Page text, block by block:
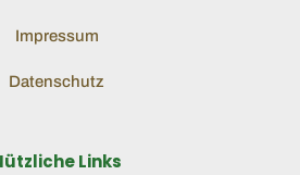
Impressum
Datenschutz
Links